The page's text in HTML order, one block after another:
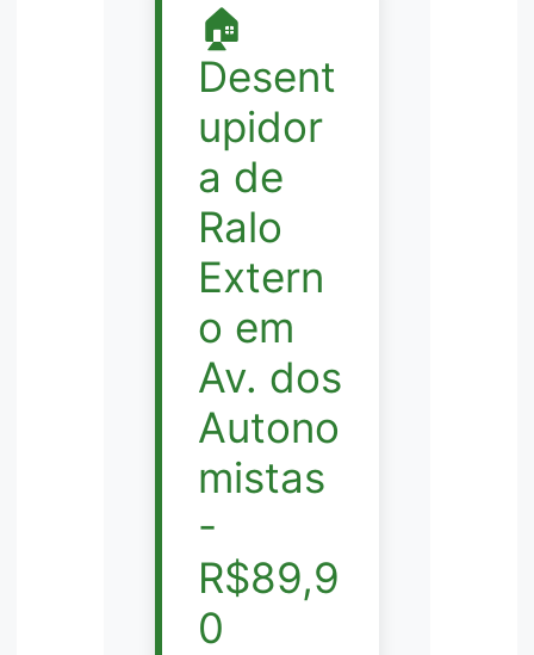
🏠
Desent
upidor
a de
Ralo
Extern
o em
Av. dos
Autono
mistas
-
R$89,9
0